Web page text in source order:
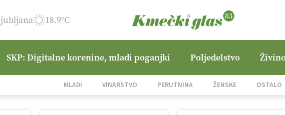
18.9°C
SKP: Digitalne korenine, mladi poganjki Poljedelstvo
MLADI VINARSTVO PERUTNINA ŽENSKE OSTALO
Pomagajmo družini Bregar po uničujočem požaru